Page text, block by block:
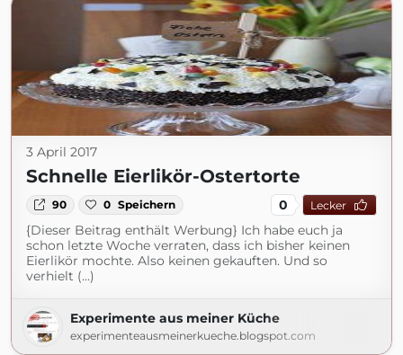
3 April 2017
Schnelle Eierlikör-Ostertorte
90 0 Speichern 0 Lecker
{Dieser Beitrag enthält Werbung} Ich habe euch ja
schon letzte Woche verraten, dass ich bisher keinen
Eierlikör mochte. Also keinen gekauften. Und so
verhielt (...)
Experimente aus meiner Küche
experimenteausmeinerkueche.blogspot.com